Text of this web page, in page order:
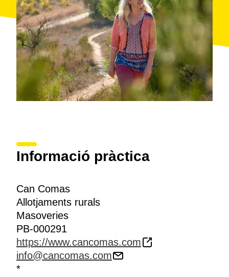
Informació pràctica
Can Comas
Allotjaments rurals
Masoveries
PB-000291
https://www.cancomas.com
info@cancomas.com
*